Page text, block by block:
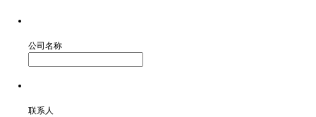
公司名称
联系人